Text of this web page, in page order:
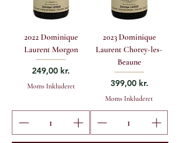
2022 Dominique
Laurent Morgon
Pris
249,00 kr.
Moms Inkluderet
2023 Dominique
Laurent Chorey-les-
Beaune
Pris
399,00 kr.
Moms Inkluderet